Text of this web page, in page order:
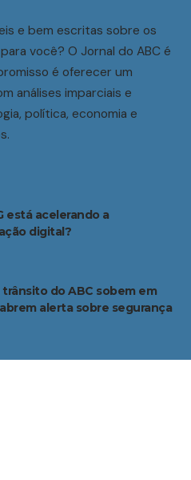
e bem escritas sobre os
você? O Jornal do ABC é
é oferecer um
análises imparciais e
política, economia e
está acelerando a
digital?
do ABC sobem em
alerta sobre segurança